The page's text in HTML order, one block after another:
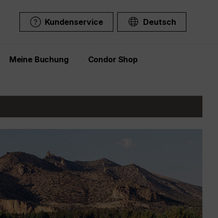
Kundenservice Deutsch
Meine Buchung Condor Shop